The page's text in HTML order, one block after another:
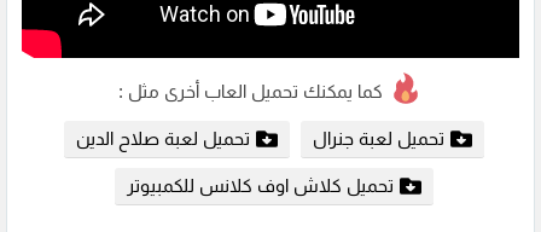
كما يمكنك تحميل العاب أخرى مثل :
تحميل لعبة جنرال تحميل لعبة صلاح الدين
تحميل كلاش اوف كلانس للكمبيوتر